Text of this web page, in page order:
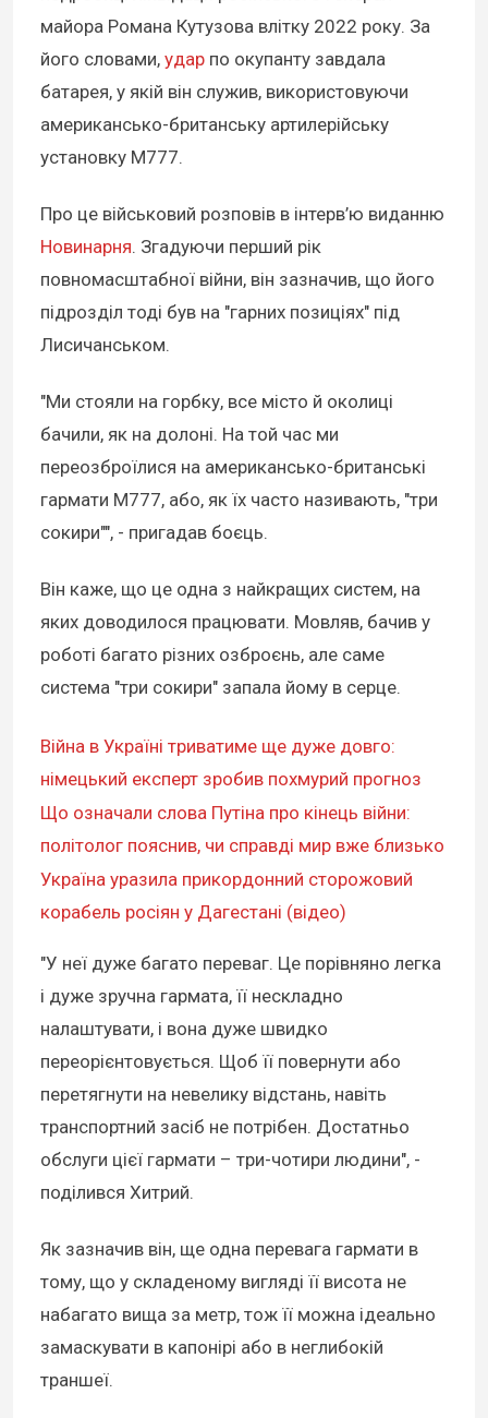
майора Романа Кутузова влітку 2022 року. За
його словами, удар по окупанту завдала
батарея, у якій він служив, використовуючи
американсько-британську артилерійську
установку М777.
Про це військовий розповів в інтерв’ю виданню
Новинарня. Згадуючи перший рік
повномасштабної війни, він зазначив, що його
підрозділ тоді був на "гарних позиціях" під
Лисичанськом.
"Ми стояли на горбку, все місто й околиці
бачили, як на долоні. На той час ми
переозброїлися на американсько-британські
гармати М777, або, як їх часто називають, "три
сокири"", - пригадав боєць.
Він каже, що це одна з найкращих систем, на
яких доводилося працювати. Мовляв, бачив у
роботі багато різних озброєнь, але саме
система "три сокири" запала йому в серце.
Війна в Україні триватиме ще дуже довго:
німецький експерт зробив похмурий прогноз
Що означали слова Путіна про кінець війни:
політолог пояснив, чи справді мир вже близько
Україна уразила прикордонний сторожовий
корабель росіян у Дагестані (відео)
"У неї дуже багато переваг. Це порівняно легка
і дуже зручна гармата, її нескладно
налаштувати, і вона дуже швидко
переорієнтовується. Щоб її повернути або
перетягнути на невелику відстань, навіть
транспортний засіб не потрібен. Достатньо
обслуги цієї гармати – три-чотири людини", -
поділився Хитрий.
Як зазначив він, ще одна перевага гармати в
тому, що у складеному вигляді її висота не
набагато вища за метр, тож її можна ідеально
замаскувати в капонірі або в неглибокій
траншеї.